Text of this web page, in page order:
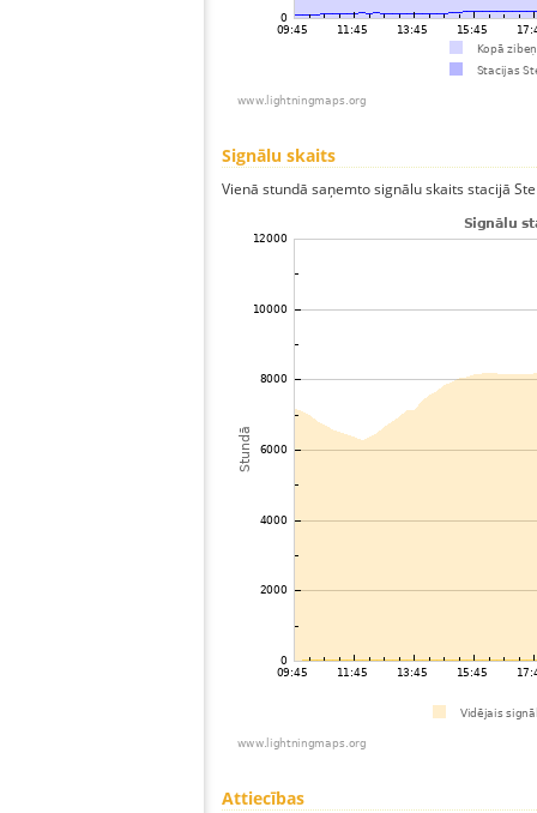
Signālu skaits
Vienā stundā saņemto signālu skaits stacijā
Attiecības